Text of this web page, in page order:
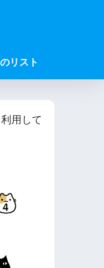
リスト
用して